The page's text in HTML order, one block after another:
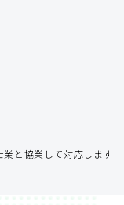
と協業して対応します